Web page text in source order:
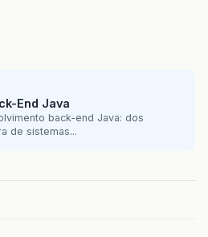
End Java
back-end Java: dos
de sistemas...